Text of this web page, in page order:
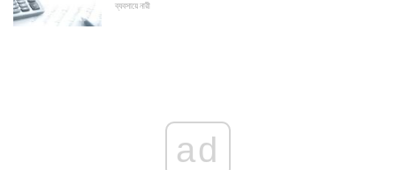
ব্যবসায়ে নারী
ad